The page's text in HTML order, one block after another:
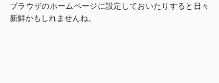
ブラウザのホームページに設定しておいたりすると日々
新鮮かもしれませんね。